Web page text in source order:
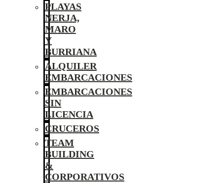
PLAYAS
NERJA,
MARO
Y
BURRIANA
ALQUILER
EMBARCACIONES
EMBARCACIONES
SIN
LICENCIA
CRUCEROS
TEAM
BUILDING
&
CORPORATIVOS